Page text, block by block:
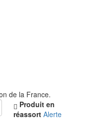
de la France.
Produit en
réassort Alerte